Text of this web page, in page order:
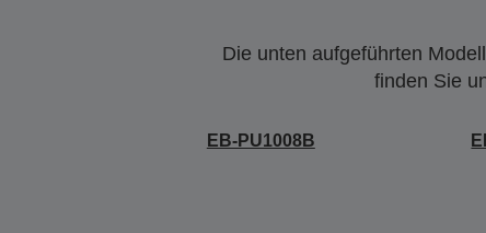
Die unten aufgeführten
finden Sie
EB-PU1008B